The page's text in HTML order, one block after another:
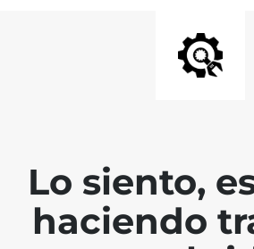
Lo siento,
haciendo